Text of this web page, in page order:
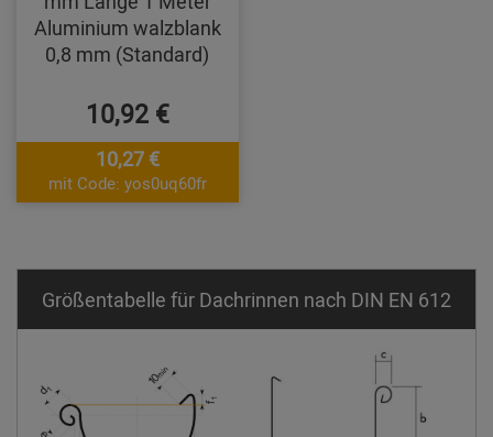
Aluminium walzblank
0,8 mm (Standard)
10,92 €
10,27 €
mit Code: yos0uq60fr
Größentabelle für Dachrinnen nach DIN EN 612